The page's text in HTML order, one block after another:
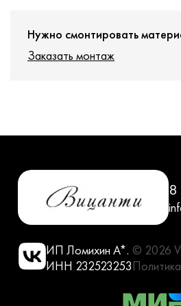
Нужно смонтировать
Заказать монтаж
ИП Ломихин А*.
ИНН 232523253
© 2026